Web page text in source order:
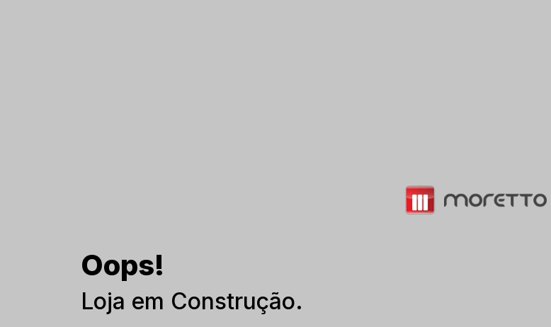
Oops!
Loja em Construção.